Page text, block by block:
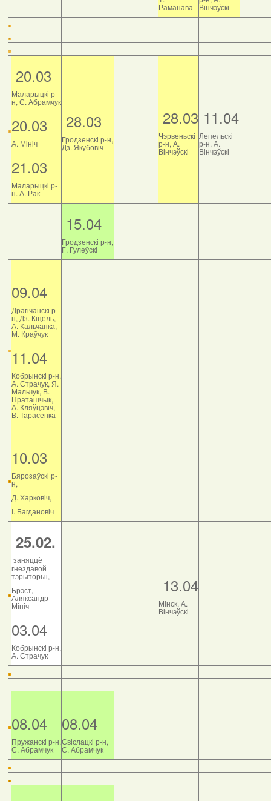
Раманава Вінчэўскі
20.03
Маларыцкі р-
н, С. Абрамчук
20.03
А. Мініч
21.03
Маларыцкі р-
н. А. Рак
28.03
Гродзенскі р-н,
Дз. Якубовіч
28.03
Чэрвеньскі
р-н, А.
Вінчэўскі
11.04
Лепельскі
р-н, А.
Вінчэўскі
15.04
Гродзенскі р-н,
Г. Гулеўскі
09.04
Драгічанскі р-
н, Дз. Кіцель,
А. Кальчанка,
М. Краўчук
11.04
Кобрынскі р-н,
А. Страчук, Я.
Мальчук, В.
Праташчык,
А. Кляўцэвіч,
В. Тарасенка
10.03
Бярозаўскі р-
н,
Д. Харковіч,
І. Багдановіч
25.02.
заняццё
гнездавой
тэрыторыі,
Брэст,
Аляксандр
Мініч
03.04
Кобрынскі р-н,
А. Страчук
13.04
Мінск, А.
Вінчэўскі
08.04
Пружанскі р-н,
С. Абрамчук
08.04
Свіслацкі р-н,
С. Абрамчук